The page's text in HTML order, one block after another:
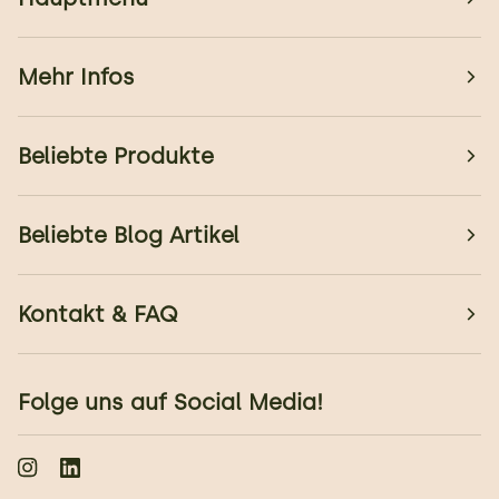
Mehr Infos
Beliebte Produkte
Beliebte Blog Artikel
Kontakt & FAQ
Folge uns auf Social Media!